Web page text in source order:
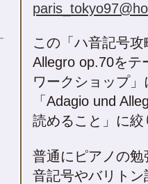
この「ハ音記号
Allegro op.70をテ
ワークショップ
「Adagio und
読めること」に絞
普通にピアノの
音記号やバリト